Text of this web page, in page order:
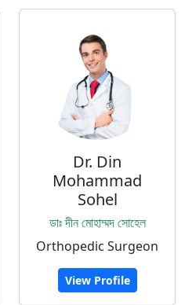
Dr. Din
Mohammad
Sohel
ডাঃ দীন মোহাম্মদ সোহেল
Orthopedic Surgeon
View Profile